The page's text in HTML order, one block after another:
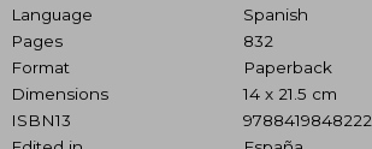
Language
Spanish
Pages
832
Format
Paperback
Dimensions
14 x 21.5 cm
ISBN13
9788419848222